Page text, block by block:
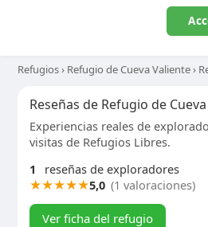
Refugios› Refugio de Cueva Valiente›
Reseñas de Refugio de
Experiencias reales de
visitas de Refugios Libres.
1
reseñas de exploradores
★★★★★5,0 (1 valoraciones)
Ver ficha del refugio